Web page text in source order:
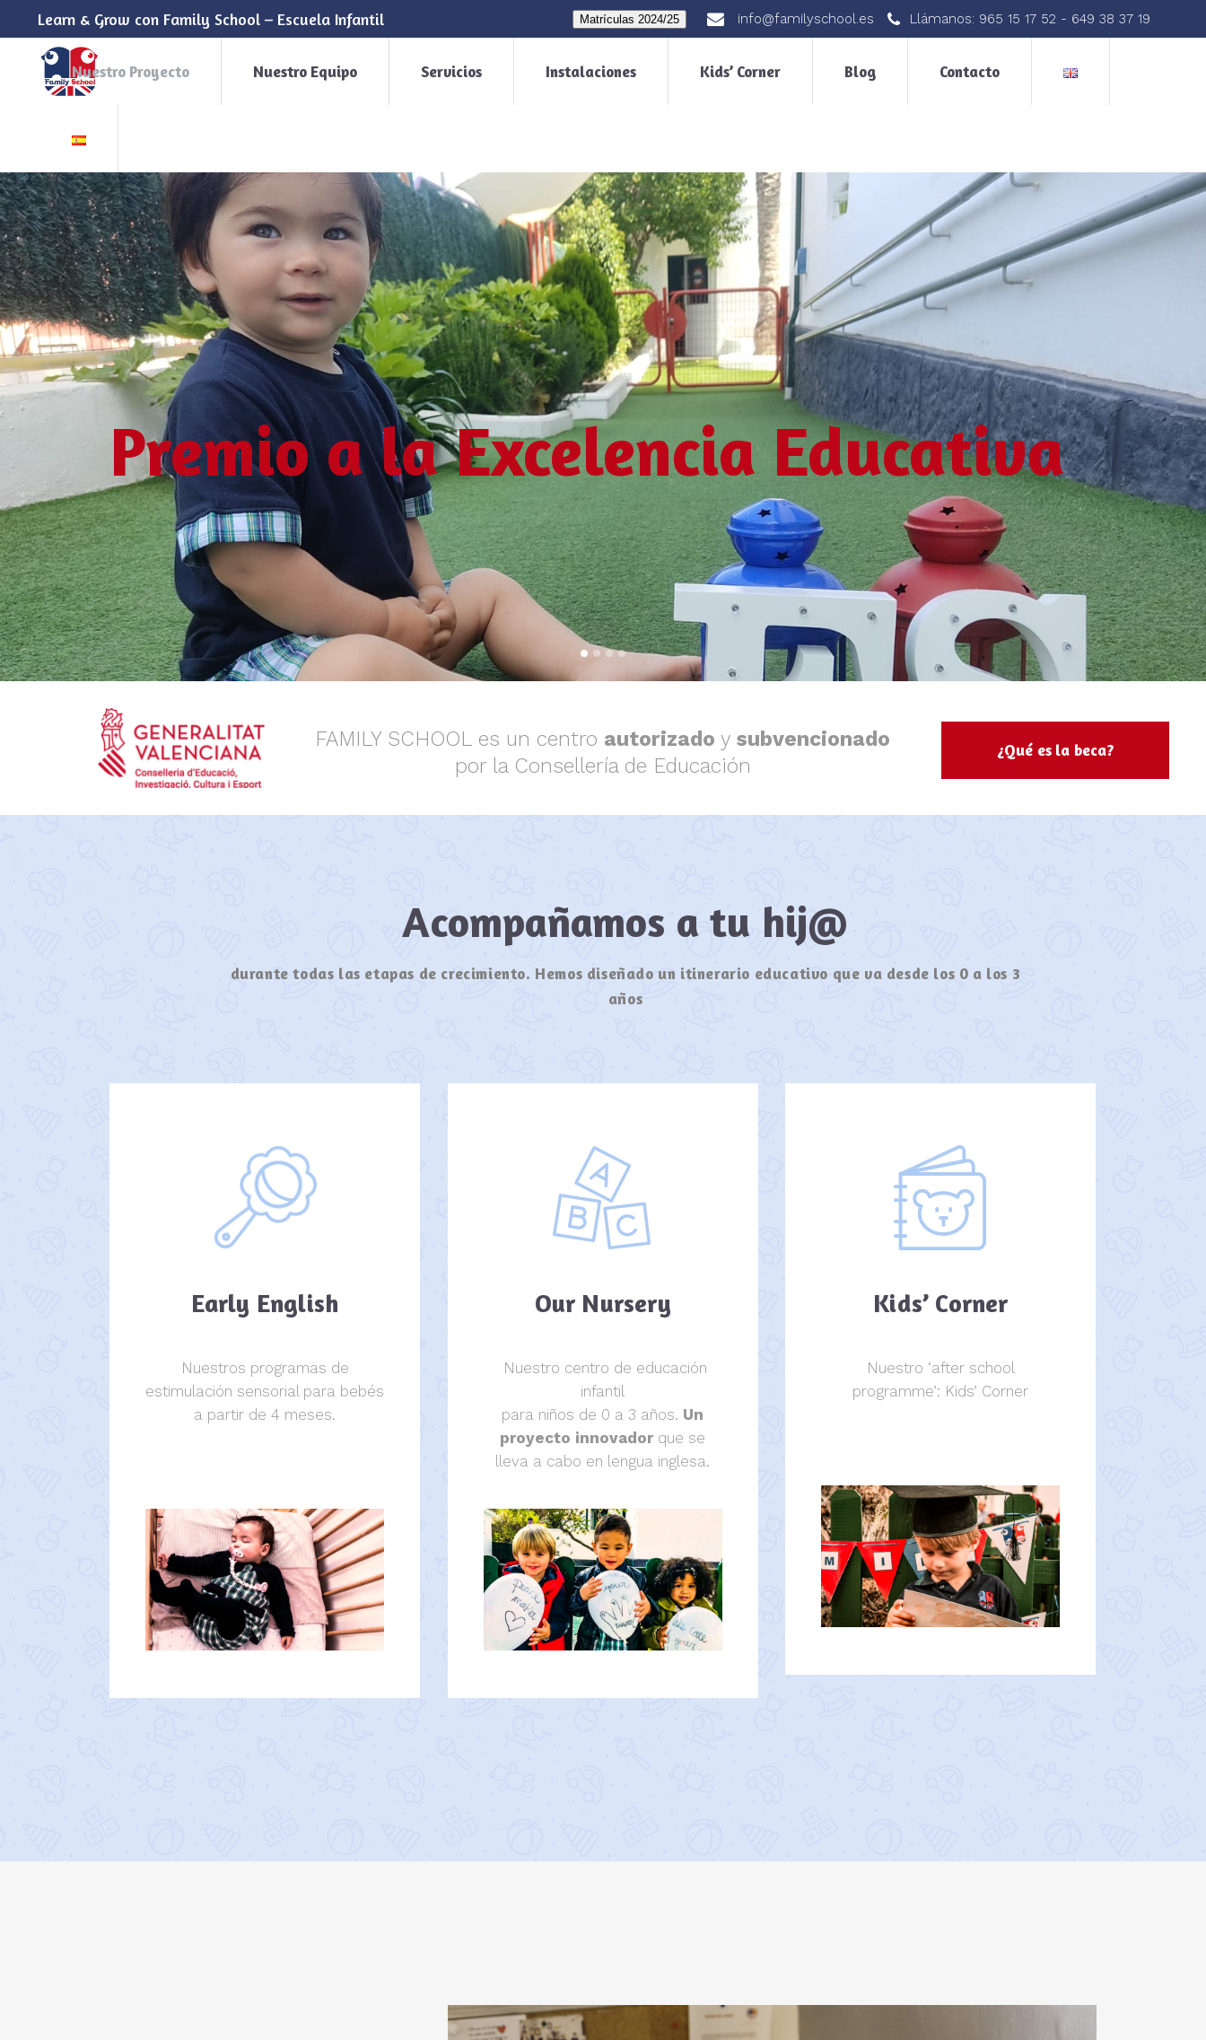
Learn & Grow con Family School – Escuela Infantil Matrículas 2024/25 info@familyschool.es Llámanos: 965 15 17 52 - 649 38 37 19
Nuestro Proyecto Nuestro Equipo Servicios Instalaciones Kids’ Corner Blog Contacto
Premio a la Excelencia Educativa
FAMILY SCHOOL es un centro autorizado ysubvencionado
por la Consellería de Educación
¿Qué es la beca?
Acompañamos a tu hij@
durante todas las etapas de crecimiento. Hemos diseñado un itinerario educativo que va desde los 0 a los 3
años
Early English
Nuestros programas de
estimulación sensorial para bebés
a partir de 4 meses.
Our Nursery
Nuestro centro de educación
infantil
para niños de 0 a 3 años. Un
proyecto innovador que se
lleva a cabo en lengua inglesa.
Kids’ Corner
Nuestro ‘after school
programme’: Kids’ Corner